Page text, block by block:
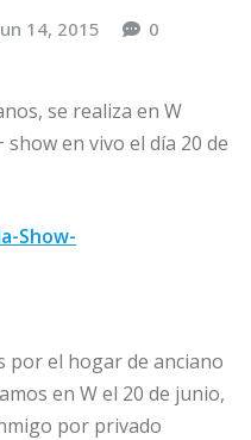
14, 2015 0
se realiza en W
en vivo el día 20 de
por el hogar de anciano
en W el 20 de junio,
por privado